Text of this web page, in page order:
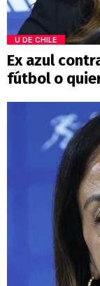
U DE CHILE
Ex azul
fútbol o